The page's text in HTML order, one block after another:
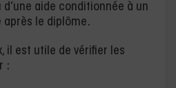
aide conditionnée à un
après le diplôme.
il est utile de vérifier les
: